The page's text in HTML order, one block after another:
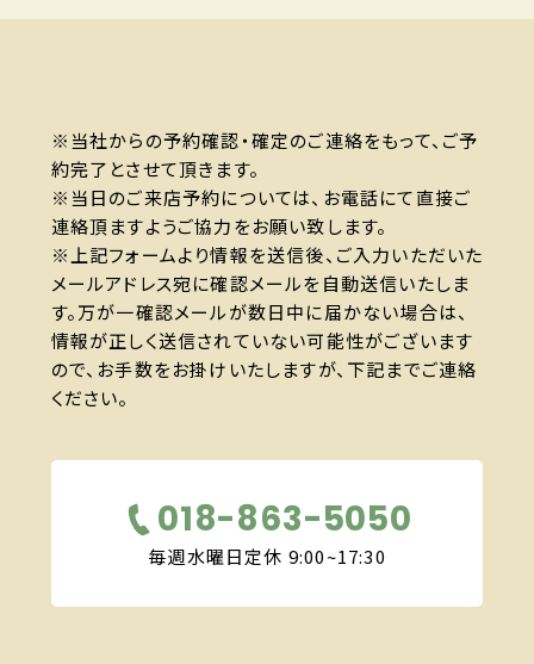
※当社からの予約確認・確定のご連絡をもって、ご予
約完了とさせて頂きます。
※当日のご来店予約については、お電話にて直接ご
連絡頂ますようご協力をお願い致します。
※上記フォームより情報を送信後、ご入力いただいた
メールアドレス宛に確認メールを自動送信いたしま
す。万が一確認メールが数日中に届かない場合は、
情報が正しく送信されていない可能性がございます
ので、お手数をお掛けいたしますが、下記までご連絡
ください。
018-863-5050
毎週水曜日定休 9:00~17:30